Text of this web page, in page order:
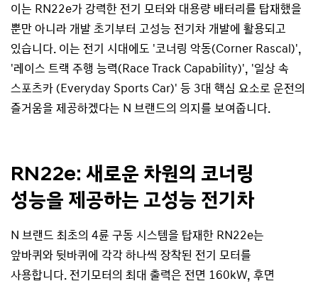
이는 RN22e가 강력한 전기 모터와 대용량 배터리를 탑재했을
뿐만 아니라 개발 초기부터 고성능 전기차 개발에 활용되고
있습니다. 이는 전기 시대에도 '코너링 악동(Corner Rascal)',
'레이스 트랙 주행 능력(Race Track Capability)', '일상 속
스포츠카 (Everyday Sports Car)' 등 3대 핵심 요소로 운전의
즐거움을 제공하겠다는 N 브랜드의 의지를 보여줍니다.
RN22e: 새로운 차원의 코너링
성능을 제공하는 고성능 전기차
N 브랜드 최초의 4륜 구동 시스템을 탑재한 RN22e는
앞바퀴와 뒷바퀴에 각각 하나씩 장착된 전기 모터를
사용합니다. 전기모터의 최대 출력은 전면 160kW, 후면